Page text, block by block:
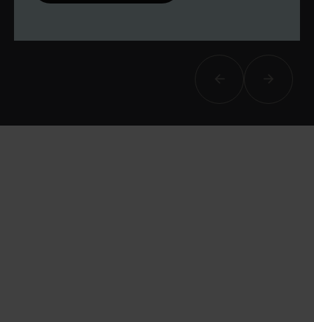
même vous proposons des points et